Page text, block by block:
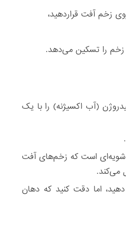
زخم آفت قراردهید،
زخم را تسکین می‌دهد.
(آب اکسیژنه) را با یک
شویه‌ای است که زخم‌های آفت
می‌کند.
دهید، اما دقت کنید که دهان